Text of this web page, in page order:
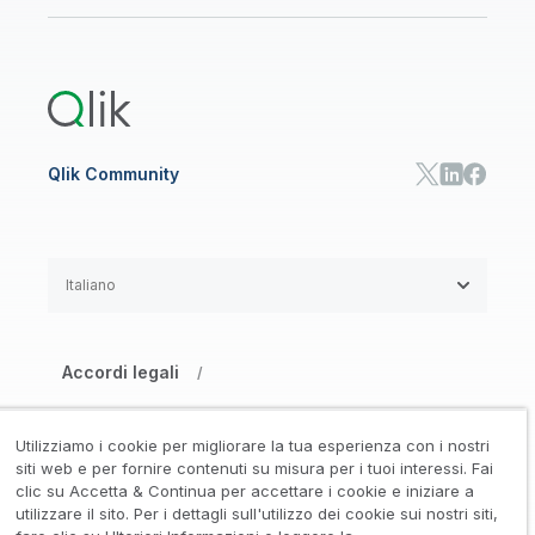
Qlik Community
Accordi legali /
Marchi registrati / Affidabilità /
Condizioni d’uso /
Italiano
Utilizziamo i cookie per migliorare la tua esperienza con i nostri
siti web e per fornire contenuti su misura per i tuoi interessi. Fai
clic su Accetta & Continua per accettare i cookie e iniziare a
utilizzare il sito. Per i dettagli sull'utilizzo dei cookie sui nostri siti,